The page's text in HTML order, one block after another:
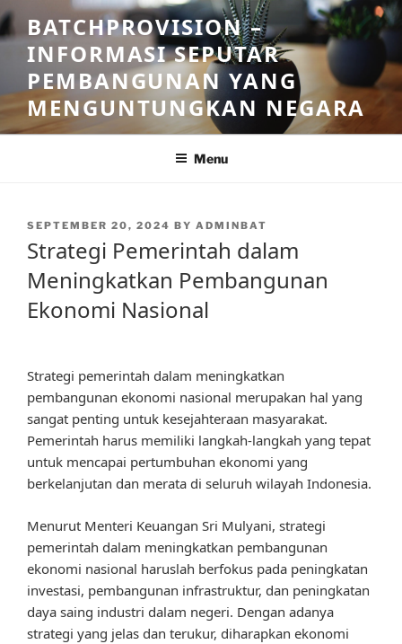
Skip
to
content
BATCHPROVISION –
INFORMASI SEPUTAR
PEMBANGUNAN YANG
MENGUNTUNGKAN NEGARA
Menu
POSTED
SEPTEMBER 20, 2024 BY ADMINBAT
Strategi Pemerintah dalam
Meningkatkan Pembangunan
Ekonomi Nasional
Strategi pemerintah dalam meningkatkan
pembangunan ekonomi nasional merupakan hal yang
sangat penting untuk kesejahteraan masyarakat.
Pemerintah harus memiliki langkah-langkah yang tepat
untuk mencapai pertumbuhan ekonomi yang
berkelanjutan dan merata di seluruh wilayah Indonesia.
Menurut Menteri Keuangan Sri Mulyani, strategi
pemerintah dalam meningkatkan pembangunan
ekonomi nasional haruslah berfokus pada peningkatan
investasi, pembangunan infrastruktur, dan peningkatan
daya saing industri dalam negeri. Dengan adanya
strategi yang jelas dan terukur, diharapkan ekonomi